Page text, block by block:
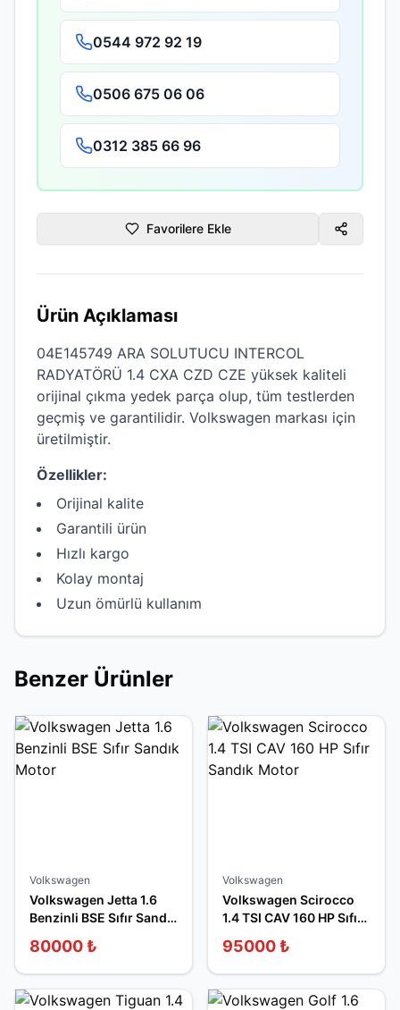
0544 972 92 19
0506 675 06 06
0312 385 66 96
Favorilere Ekle
Ürün Açıklaması
04E145749 ARA SOLUTUCU INTERCOL
RADYATÖRÜ 1.4 CXA CZD CZE yüksek kaliteli
orijinal çıkma yedek parça olup, tüm testlerden
geçmiş ve garantilidir. Volkswagen markası için
üretilmiştir.
Özellikler:
Orijinal kalite
Garantili ürün
Hızlı kargo
Kolay montaj
Uzun ömürlü kullanım
Benzer Ürünler
Volkswagen
Volkswagen Jetta 1.6
Benzinli BSE Sıfır Sandık
80000 ₺
Volkswagen
Volkswagen Scirocco
1.4 TSI CAV 160 HP Sıfır
95000 ₺